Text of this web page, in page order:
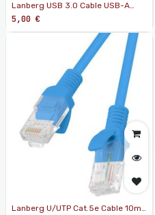
Lanberg USB 3.0 Cable USB-A
male - USB-A female Μπλε 1.8m
(CA-US3E-10CC-0018-B)
5,00 €
Lanberg U/UTP Cat.5e Cable 10m